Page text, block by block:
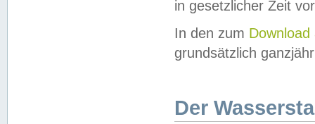
in gesetzlicher Zeit
In den zum Download
grundsätzlich
Der